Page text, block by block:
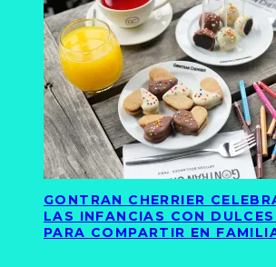
GONTRAN CHERRIER
LAS INFANCIAS CON
PARA COMPARTIR EN